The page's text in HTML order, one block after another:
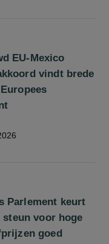
EU-Mexico
vindt brede
Parlement keurt
voor hoge
goed